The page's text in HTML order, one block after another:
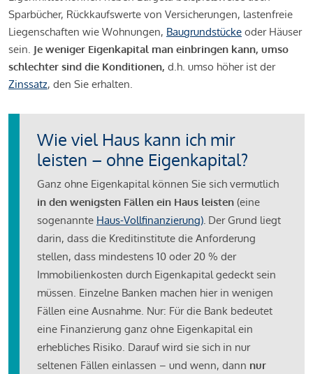
Sparbücher, Rückkaufswerte von Versicherungen, lastenfreie
Liegenschaften wie Wohnungen, Baugrundstücke oder Häuser
sein. Je weniger Eigenkapital man einbringen kann, umso
schlechter sind die Konditionen, d.h. umso höher ist der
Zinssatz, den Sie erhalten.
Wie viel Haus kann ich mir
leisten – ohne Eigenkapital?
Ganz ohne Eigenkapital können Sie sich vermutlich
in den wenigsten Fällen ein Haus leisten (eine
sogenannte Haus-Vollfinanzierung). Der Grund liegt
darin, dass die Kreditinstitute die Anforderung
stellen, dass mindestens 10 oder 20 % der
Immobilienkosten durch Eigenkapital gedeckt sein
müssen. Einzelne Banken machen hier in wenigen
Fällen eine Ausnahme. Nur: Für die Bank bedeutet
eine Finanzierung ganz ohne Eigenkapital ein
erhebliches Risiko. Darauf wird sie sich in nur
seltenen Fällen einlassen – und wenn, dann nur